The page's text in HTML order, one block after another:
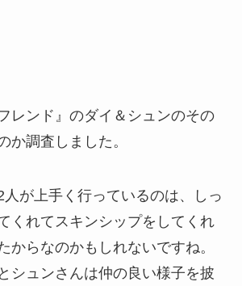
レンド』のダイ＆シュンのその
か調査しました。
人が上手く行っているのは、しっ
くれてスキンシップをしてくれ
からなのかもしれないですね。
シュンさんは仲の良い様子を披